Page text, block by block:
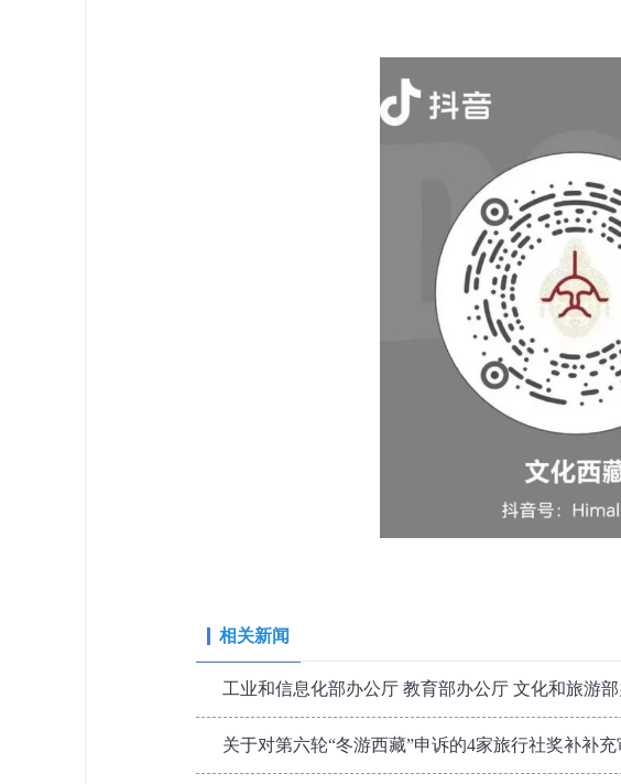
相关新闻
工业和信息化部办公厅 教育部办公厅 文化和旅游
关于对第六轮“冬游西藏”申诉的4家旅行社奖补补充